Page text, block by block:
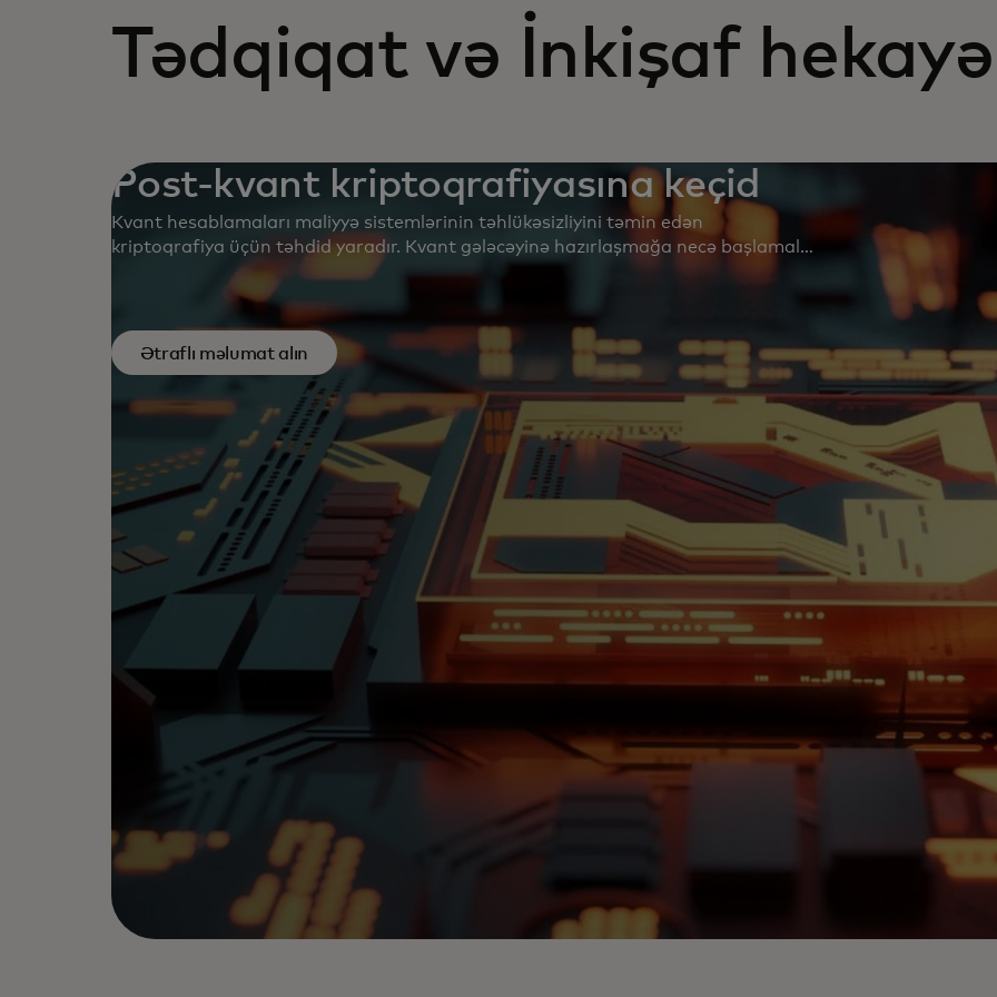
Tədqiqat və İnkişaf
Post-kvant kriptoqrafiyasına keçid
Kvant hesablamaları maliyyə sistemlərinin təhlükəsizliyini təmin edən
kriptoqrafiya üçün təhdid yaradır. Kvant gələcəyinə hazırlaşmağa necə başlamalı
— bu barədə ətraflı tanış olun.
Ətraflı məlumat alın